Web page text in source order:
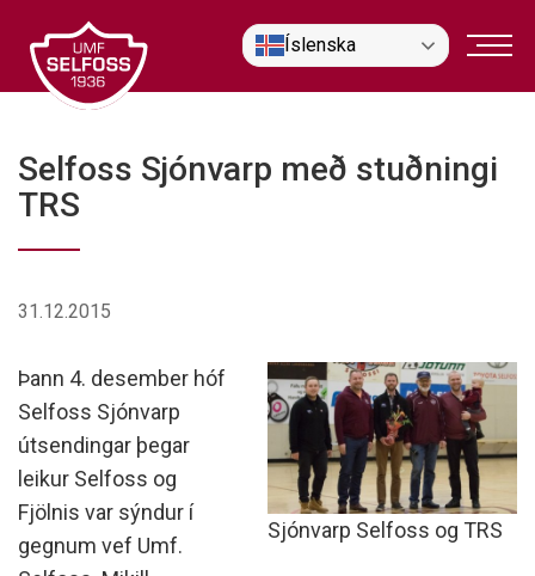
efni
Íslenska
Selfoss Sjónvarp með stuðningi
TRS
31.12.2015
Sjónvarp Selfoss og TRS
Þann 4. desember hóf
Selfoss Sjónvarp
útsendingar þegar
leikur Selfoss og
Fjölnis var sýndur í
gegnum vef Umf.